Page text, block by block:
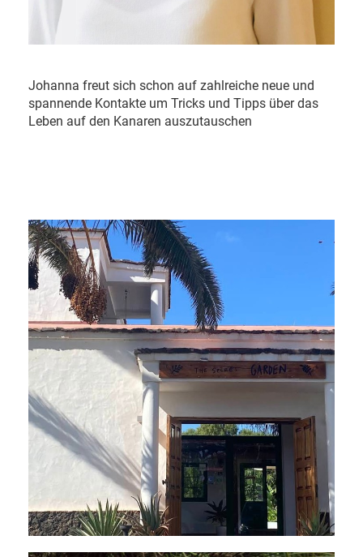
Johanna freut sich schon auf zahlreiche neue und
spannende Kontakte um Tricks und Tipps über das
Leben auf den Kanaren auszutauschen